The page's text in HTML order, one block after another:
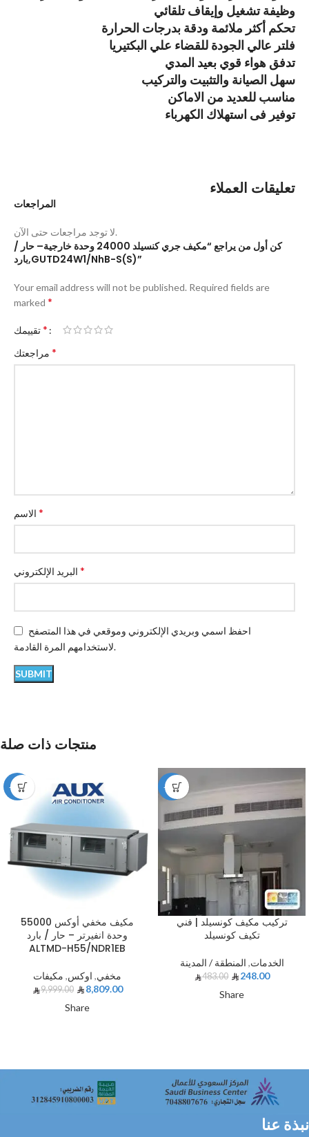
وظيفة تشغيل وإيقاف تلقائي
تحكم أكثر ملائمة ودقة بدرجات الحرارة
فلتر عالي الجودة للقضاء علي البكتيريا
تدفق هواء قوي بعيد المدي
سهل الصيانة والتثبيت والتركيب
مناسب للعديد من الاماكن
توفير فى استهلاك الكهرباء
تعليقات العملاء
المراجعات
لا توجد مراجعات حتى الآن.
كن أول من يراجع “مكيف جري كنسيلد 24000 وحدة خارجية– حار /
بارد,GUTD24W1/NhB-S(S)”
Your email address will not be published. Required fields are
marked *
*
*
*
*
احفظ اسمي وبريدي الإلكتروني وموقعي في هذا المتصفح
لاستخدامهم المرة القادمة.
منتجات ذات صلة
-12%
مكيف مخفي أوكس 55000
وحدة انفيرتر – حار / بارد
ALTMD-H55/NDR1EB
مخفي, اوكس, مكيفات
9,999.00
8,809.00
Share
-49%
تركيب مكيف كونسيلد | فني
تكيف كونسيلد
الخدمات, المنطقة / المدينة
483.00
248.00
Share
نبذة عنا